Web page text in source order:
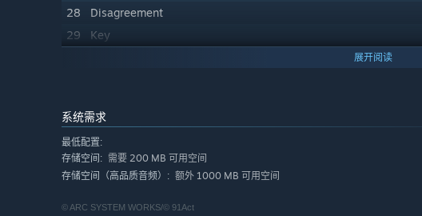
28
Disagreement
29
Key
展开阅读
系统需求
最低配置:
存储空间: 需要 200 MB 可用空间
存储空间（高品质音频）: 额外 1000 MB 可用空间
©️ ARC SYSTEM WORKS/©️ 91Act